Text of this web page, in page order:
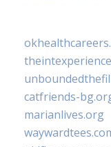
catfriends-
marianlives.org